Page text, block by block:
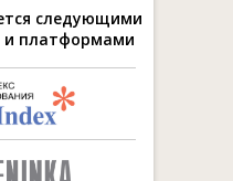
следующими
и платформами